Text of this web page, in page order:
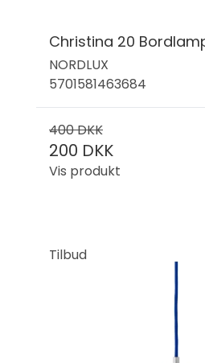
Christina 20
NORDLUX
5701581463684
400 DKK
200 DKK
Vis produkt
Tilbud